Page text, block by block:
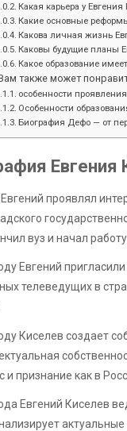
Какая карьера у Евгения
Какие основные
Какова личная жизнь
Каковы будущие планы
Какое образование
также может
особенности
Особенности
Биография Дефо — от
Евгения
проявлял
вуз и начал
Евгений
телеведущих в
Киселев создает
и признание как в
Евгений Киселев